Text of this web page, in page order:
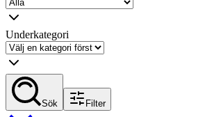
Underkategori
Sök Filter